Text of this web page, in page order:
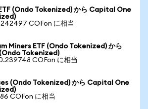
(Ondo Tokenized) から Capital One
COFon に相当
Miners ETF (Ondo Tokenized) から
Tokenized)
COFon に相当
(Ondo Tokenized) から Capital One
COFon に相当